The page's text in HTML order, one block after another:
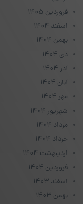
فروردین ۱۴۰۵
اسفند ۱۴۰۴
بهمن ۱۴۰۴
دی ۱۴۰۴
آذر ۱۴۰۴
آبان ۱۴۰۴
مهر ۱۴۰۴
شهریور ۱۴۰۴
مرداد ۱۴۰۴
خرداد ۱۴۰۴
اردیبهشت ۱۴۰۴
فروردین ۱۴۰۴
اسفند ۱۴۰۳
بهمن ۱۴۰۳